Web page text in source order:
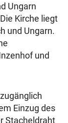
Ungarn
Kirche liegt
und Ungarn.
und
Einzug des
Stacheldraht